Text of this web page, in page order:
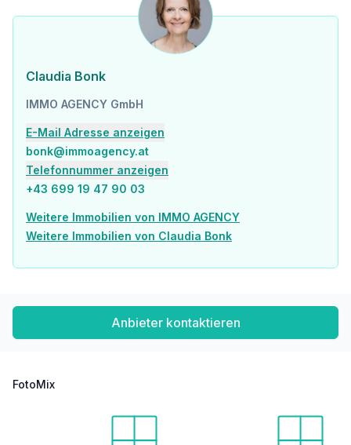
Claudia Bonk
IMMO AGENCY GmbH
E-Mail Adresse anzeigen
bonk@immoagency.at
Telefonnummer anzeigen
+43 699 19 47 90 03
Weitere Immobilien von IMMO AGENCY
Weitere Immobilien von Claudia Bonk
Anbieter kontaktieren
FotoMix